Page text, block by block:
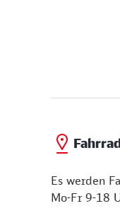
Es werden
Mo-Fr 9-18